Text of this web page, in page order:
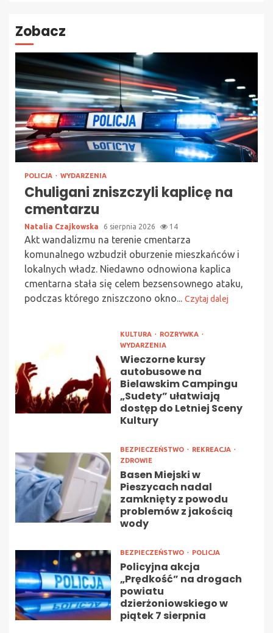
Zobacz
POLICJA WYDARZENIA
Chuligani zniszczyli kaplicę na
cmentarzu
Natalia Czajkowska 6 sierpnia 2026 14
Akt wandalizmu na terenie cmentarza
komunalnego wzbudził oburzenie mieszkańców i
lokalnych władz. Niedawno odnowiona kaplica
cmentarna stała się celem bezsensownego ataku,
podczas którego zniszczono okno... Czytaj dalej
KULTURA
ROZRYWKA
WYDARZENIA
Wieczorne kursy
autobusowe na
Bielawskim Campingu
„Sudety” ułatwiają
dostęp do Letniej Sceny
Kultury
BEZPIECZEŃSTWO
REKREACJA
ZDROWIE
Basen Miejski w
Pieszycach nadal
zamknięty z powodu
problemów z jakością
wody
BEZPIECZEŃSTWO POLICJA
Policyjna akcja
„Prędkość” na drogach
powiatu
dzierżoniowskiego w
piątek 7 sierpnia